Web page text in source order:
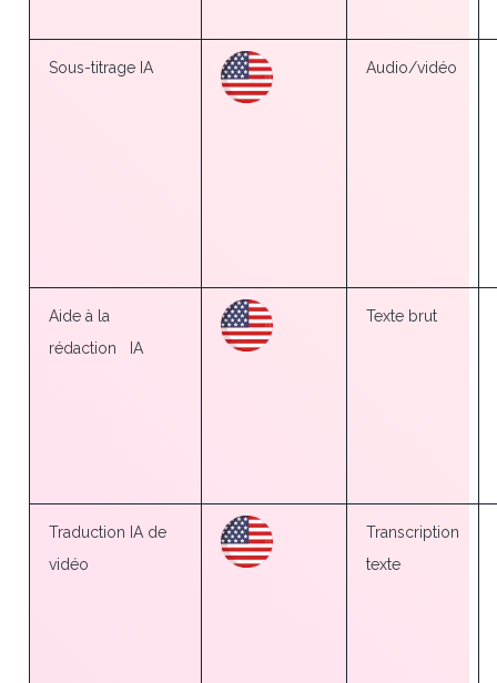
Sous-titrage IA Audio/vidéo
Aide à la
rédaction
IA
Texte brut
Traduction IA de
vidéo
Transcription
texte